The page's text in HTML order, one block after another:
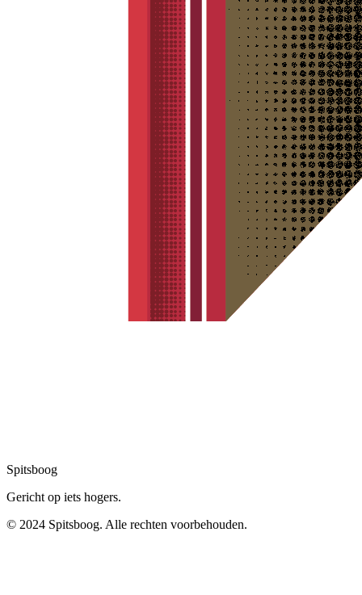
Spitsboog
Gericht op iets hogers.
© 2024 Spitsboog. Alle rechten voorbehouden.